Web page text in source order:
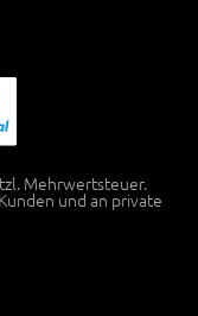
Mehrwertsteuer.
und an private